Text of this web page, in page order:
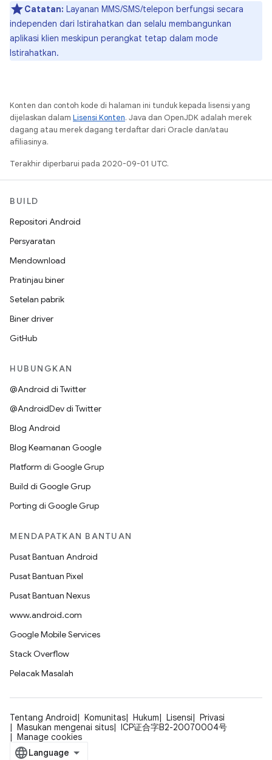
Catatan: Layanan MMS/SMS/telepon berfungsi secara
independen dari Istirahatkan dan selalu membangunkan
aplikasi klien meskipun perangkat tetap dalam mode
Istirahatkan.
Konten dan contoh kode di halaman ini tunduk kepada lisensi yang
dijelaskan dalam Lisensi Konten. Java dan OpenJDK adalah merek
dagang atau merek dagang terdaftar dari Oracle dan/atau
afiliasinya.
Terakhir diperbarui pada 2020-09-01 UTC.
BUILD
Repositori Android
Persyaratan
Mendownload
Pratinjau biner
Setelan pabrik
Biner driver
GitHub
HUBUNGKAN
@Android di Twitter
@AndroidDev di Twitter
Blog Android
Blog Keamanan Google
Platform di Google Grup
Build di Google Grup
Porting di Google Grup
MENDAPATKAN BANTUAN
Pusat Bantuan Android
Pusat Bantuan Pixel
Pusat Bantuan Nexus
www.android.com
Google Mobile Services
Stack Overflow
Pelacak Masalah
Tentang Android Komunitas Hukum Lisensi
Privasi
Masukan mengenai situs
ICP证合字B2-20070004号
Manage cookies